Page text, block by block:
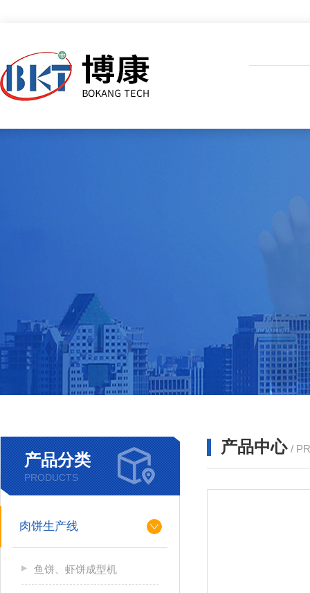
产品分类
PRODUCTS
肉饼生产线
鱼饼、虾饼成型机
产品中心 /